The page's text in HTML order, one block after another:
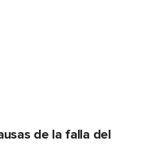
de la falla del